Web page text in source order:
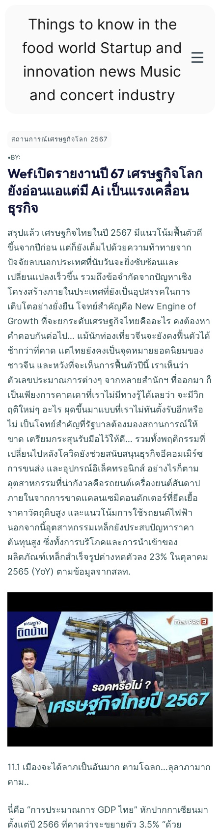
Things to know in the
food world Startup and
innovation news Music
and concert industry
สถานการณ์เศรษฐกิจโลก 2567
•BY:
Wefเปิดรายงานปี 67 เศรษฐกิจโลก
ยังอ่อนแอแต่มี Ai เป็นแรงเคลื่อน
ธุรกิจ
สรุปแล้ว เศรษฐกิจไทยในปี 2567 มีแนวโน้มฟื้นตัวดี
ขึ้นจากปีก่อน แต่ก็ยังเต็มไปด้วยความท้าทายจาก
ปัจจัยลบนอกประเทศที่นับวันจะยิ่งซับซ้อนและ
เปลี่ยนแปลงเร็วขึ้น รวมถึงข้อจำกัดจากปัญหาเชิง
โครงสร้างภายในประเทศที่ยังเป็นอุปสรรคในการ
เติบโตอย่างยั่งยืน โจทย์สำคัญคือ New Engine of
Growth ที่จะยกระดับเศรษฐกิจไทยคืออะไร คงต้องหา
คำตอบกันต่อไป… แม้นักท่องเที่ยวจีนจะยังคงฟื้นตัวได้
ช้ากว่าที่คาด แต่ไทยยังคงเป็นจุดหมายยอดนิยมของ
ชาวจีน และหวังที่จะเห็นการฟื้นตัวปีนี้ เราเห็นว่า
ตัวเลขประมาณการต่างๆ จากหลายสำนักฯ ที่ออกมา ก็
เป็นเพียงการคาดเดาที่เราไม่มีทางรู้ได้เลยว่า จะมีวิก
ฤติใหม่ๆ อะไร ผุดขึ้นมาแบบที่เราไม่ทันตั้งรับอีกหรือ
ไม่ เป็นโจทย์สำคัญที่รัฐบาลต้องมองสถานการณ์ให้
ขาด เตรียมกระสุนรับมือไว้ให้ดี… รวมทั้งพฤติกรรมที่
เปลี่ยนไปหลังโควิดยังช่วยสนับสนุนธุรกิจอีคอมเมิร์ซ
การขนส่ง และอุปกรณ์อิเล็คทรอนิกส์ อย่างไรก็ตาม
อุตสาหกรรมที่น่ากังวลคือรถยนต์เครื่องยนต์สันดาป
ภายในจากการขาดแคลนเซมิคอนดักเตอร์ที่ยืดเยื้อ
ราคาวัตถุดิบสูง และแนวโน้มการใช้รถยนต์ไฟฟ้า
นอกจากนี้อุตสาหกรรมเหล็กยังประสบปัญหาราคา
ต้นทุนสูง ซึ่งทั้งการบริโภคและการนำเข้าของ
ผลิตภัณฑ์เหล็กสำเร็จรูปต่างหดตัวลง 23% ในตุลาคม
2565 (YoY) ตามข้อมูลจากสลท.
11.1 เมืองจะได้ลาภเป็นอันมาก ตามโฉลก…ลุลาภามาก
คาม..
นี่คือ “การประมาณการ GDP ไทย” หักปากกาเซียนมา
ตั้งแต่ปี 2566 ที่คาดว่าจะขยายตัว 3.5% “ด้วย